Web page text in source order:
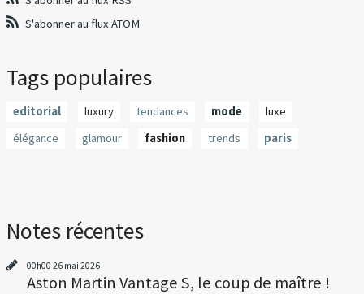
S'abonner au flux ATOM
Tags populaires
editorial luxury tendances mode
luxe
élégance
glamour fashion trends paris
Notes récentes
00h00 26 mai 2026
Aston Martin Vantage S, le coup de maître !